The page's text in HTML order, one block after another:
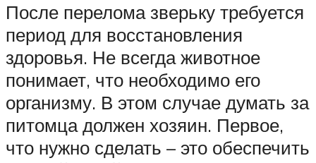
После перелома зверьку требуется
период для восстановления
здоровья. Не всегда животное
понимает, что необходимо его
организму. В этом случае думать за
питомца должен хозяин. Первое,
что нужно сделать – это обеспечить